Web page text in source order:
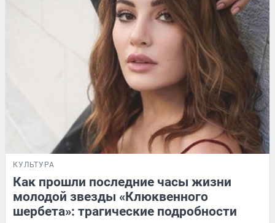
КУЛЬТУРА
Как прошли последние часы жизни
молодой звезды «Клюквенного
шербета»: трагические подробности